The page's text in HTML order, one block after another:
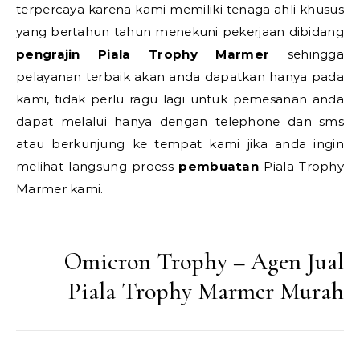
terpercaya karena kami memiliki tenaga ahli khusus
yang bertahun tahun menekuni pekerjaan dibidang
pengrajin Piala Trophy Marmer sehingga
pelayanan terbaik akan anda dapatkan hanya pada
kami, tidak perlu ragu lagi untuk pemesanan anda
dapat melalui hanya dengan telephone dan sms
atau berkunjung ke tempat kami jika anda ingin
melihat langsung proess pembuatan Piala Trophy
Marmer kami.
Omicron Trophy – Agen Jual
Piala Trophy Marmer Murah